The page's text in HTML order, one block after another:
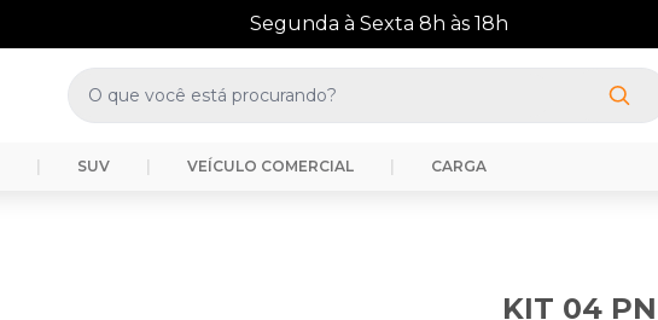
(41) 3388-3872
SUV VEÍCULO COMERCIAL CARGA
KIT 04